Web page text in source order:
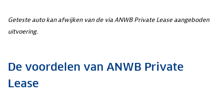
Geteste auto kan afwijken van de via ANWB Private Lease aangeboden
uitvoering.
De voordelen van ANWB Private
Lease